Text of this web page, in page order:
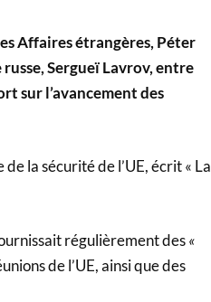
Affaires étrangères, Péter
Sergueï Lavrov, entre
sur l’avancement des
la sécurité de l’UE, écrit « La
régulièrement des«
de l’UE, ainsi que des